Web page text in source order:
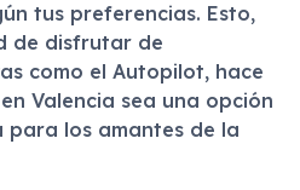
tus preferencias. Esto,
de disfrutar de
como el Autopilot, hace
Valencia sea una opción
los amantes de la